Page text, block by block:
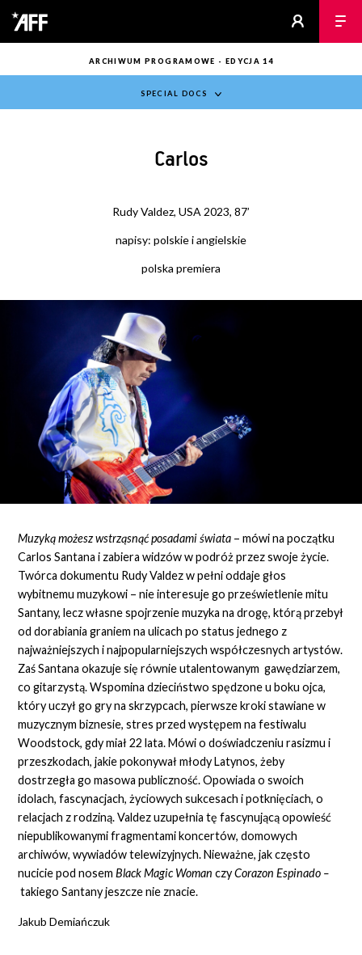
ARCHIWUM PROGRAMOWE - EDYCJA 14
SPECIAL DOCS
Carlos
Rudy Valdez, USA 2023, 87’
napisy: polskie i angielskie
polska premiera
Muzyką możesz wstrząsnąć posadami świata – mówi na początku
Carlos Santana i zabiera widzów w podróż przez swoje życie.
Twórca dokumentu Rudy Valdez w pełni oddaje głos
wybitnemu muzykowi – nie interesuje go prześwietlenie mitu
Santany, lecz własne spojrzenie muzyka na drogę, którą przebył
od dorabiania graniem na ulicach po status jednego z
najważniejszych i najpopularniejszych współczesnych artystów.
Zaś Santana okazuje się równie utalentowanym gawędziarzem,
co gitarzystą. Wspomina dzieciństwo spędzone u boku ojca,
który uczył go gry na skrzypcach, pierwsze kroki stawiane w
muzycznym biznesie, stres przed występem na festiwalu
Woodstock, gdy miał 22 lata. Mówi o doświadczeniu rasizmu i
przeszkodach, jakie pokonywał młody Latynos, żeby
dostrzegła go masowa publiczność. Opowiada o swoich
idolach, fascynacjach, życiowych sukcesach i potknięciach, o
relacjach z rodziną. Valdez uzupełnia tę fascynującą opowieść
niepublikowanymi fragmentami koncertów, domowych
archiwów, wywiadów telewizyjnych. Nieważne, jak często
nucicie pod nosemBlack Magic Woman czyCorazon Espinado –
takiego Santany jeszcze nie znacie.
Jakub Demiańczuk